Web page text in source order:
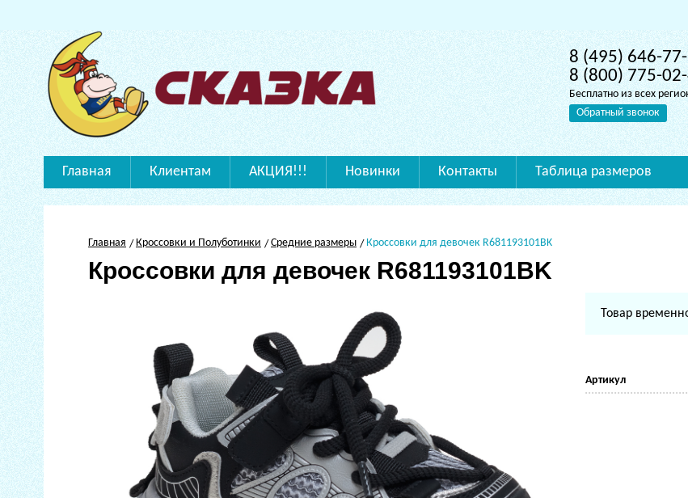
8 (495) 646-
8 (800) 775-
Бесплатно из всех
Обратный звонок
Главная Клиентам АКЦИЯ!!! Новинки Контакты Таблица размеров
Главная Кроссовки и Полуботинки Средние размеры Кроссовки для девочек R681193101BK
Кроссовки для девочек R681193101BK
Товар
Артикул